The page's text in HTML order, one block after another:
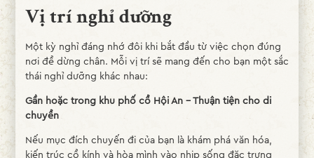
Vị trí nghỉ dưỡng
Một kỳ nghỉ đáng nhớ đôi khi bắt đầu từ việc chọn đúng
nơi để dừng chân. Mỗi vị trí sẽ mang đến cho bạn một sắc
thái nghỉ dưỡng khác nhau:
Gần hoặc trong khu phố cổ Hội An - Thuận tiện cho di
chuyển
Nếu mục đích chuyến đi của bạn là khám phá văn hóa,
kiến trúc cổ kính và hòa mình vào nhịp sống đặc trưng